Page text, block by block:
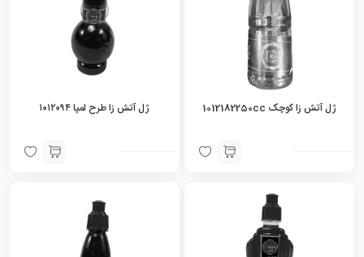
ژل آتش زا کوچک 1012182250cc ژل آتش زا طرح لمپا ۱۰۱۲۰۹۴